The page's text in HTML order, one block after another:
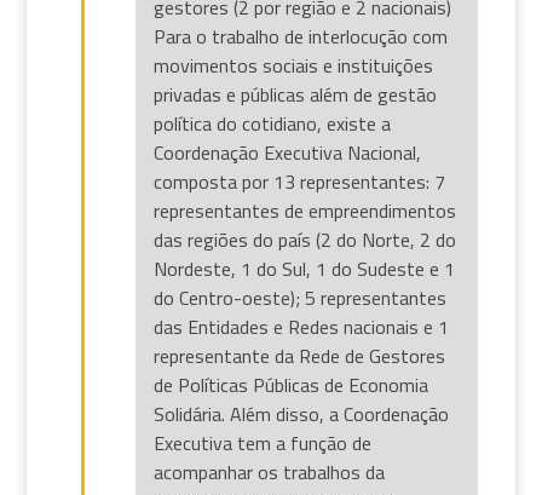
gestores (2 por região e 2 nacionais)
Para o trabalho de interlocução com
movimentos sociais e instituições
privadas e públicas além de gestão
política do cotidiano, existe a
Coordenação Executiva Nacional,
composta por 13 representantes: 7
representantes de empreendimentos
das regiões do país (2 do Norte, 2 do
Nordeste, 1 do Sul, 1 do Sudeste e 1
do Centro-oeste); 5 representantes
das Entidades e Redes nacionais e 1
representante da Rede de Gestores
de Políticas Públicas de Economia
Solidária. Além disso, a Coordenação
Executiva tem a função de
acompanhar os trabalhos da